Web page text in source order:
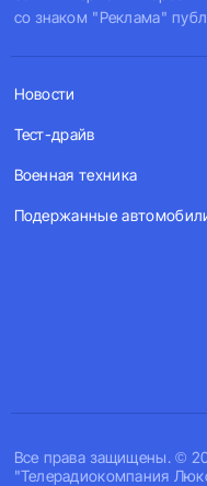
со знаком "Реклама"
Все права защищены. ©
"Телерадиокомпания
Новости
Тест-драйв
Военная техника
Подержанные